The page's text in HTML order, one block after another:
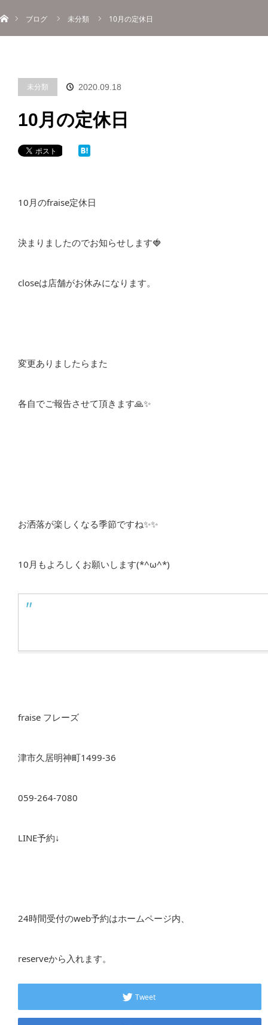
menu
About
Information
ご予約
ブログ
未分類 10月の定休日
未分類 2020.09.18
10月の定休日
10月のfraise定休日
決まりましたのでお知らせします🍓
closeは店舗がお休みになります。
変更ありましたらまた
各自でご報告させて頂きます🙏✨
お洒落が楽しくなる季節ですね✨✨
10月もよろしくお願いします(*^ω^*)
fraise フレーズ
津市久居明神町1499-36
059-264-7080
LINE予約↓
24時間受付のweb予約はホームページ内、
reserveから入れます。
Tweet